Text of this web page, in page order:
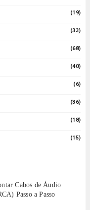
(19)
(33)
(68)
(40)
(6)
(36)
(18)
(15)
Cabos de Áudio
Passo a Passo